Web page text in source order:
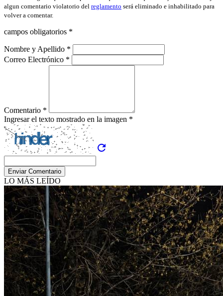
algun comentario violatorio del reglamento será eliminado e inhabilitado para
volver a comentar.
campos obligatorios *
Nombre y Apellido *
Correo Electrónico *
Comentario *
Ingresar el texto mostrado en la imagen *
refresh
Enviar Comentario
LO MÁS LEÍDO